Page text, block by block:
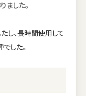
した。
し、長時間使用して
した。